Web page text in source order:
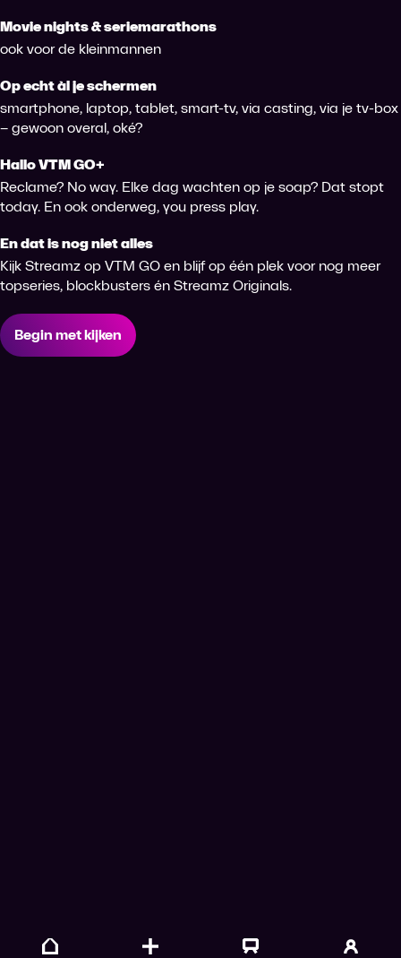
Movie nights & seriemarathons
ook voor de kleinmannen
Op echt àl je schermen
smartphone, laptop, tablet, smart-tv, via casting, via je tv-box
– gewoon overal, oké?
Hallo VTM GO+
Reclame? No way. Elke dag wachten op je soap? Dat stopt
today. En ook onderweg, you press play.
En dat is nog niet alles
Kijk Streamz op VTM GO en blijf op één plek voor nog meer
topseries, blockbusters én Streamz Originals.
Begin met kijken